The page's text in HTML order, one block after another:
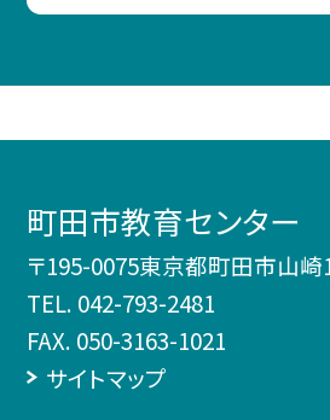
町田市教育センター
〒195-0075東京都町田市山
TEL. 042-793-2481
FAX. 050-3163-1021
サイトマップ